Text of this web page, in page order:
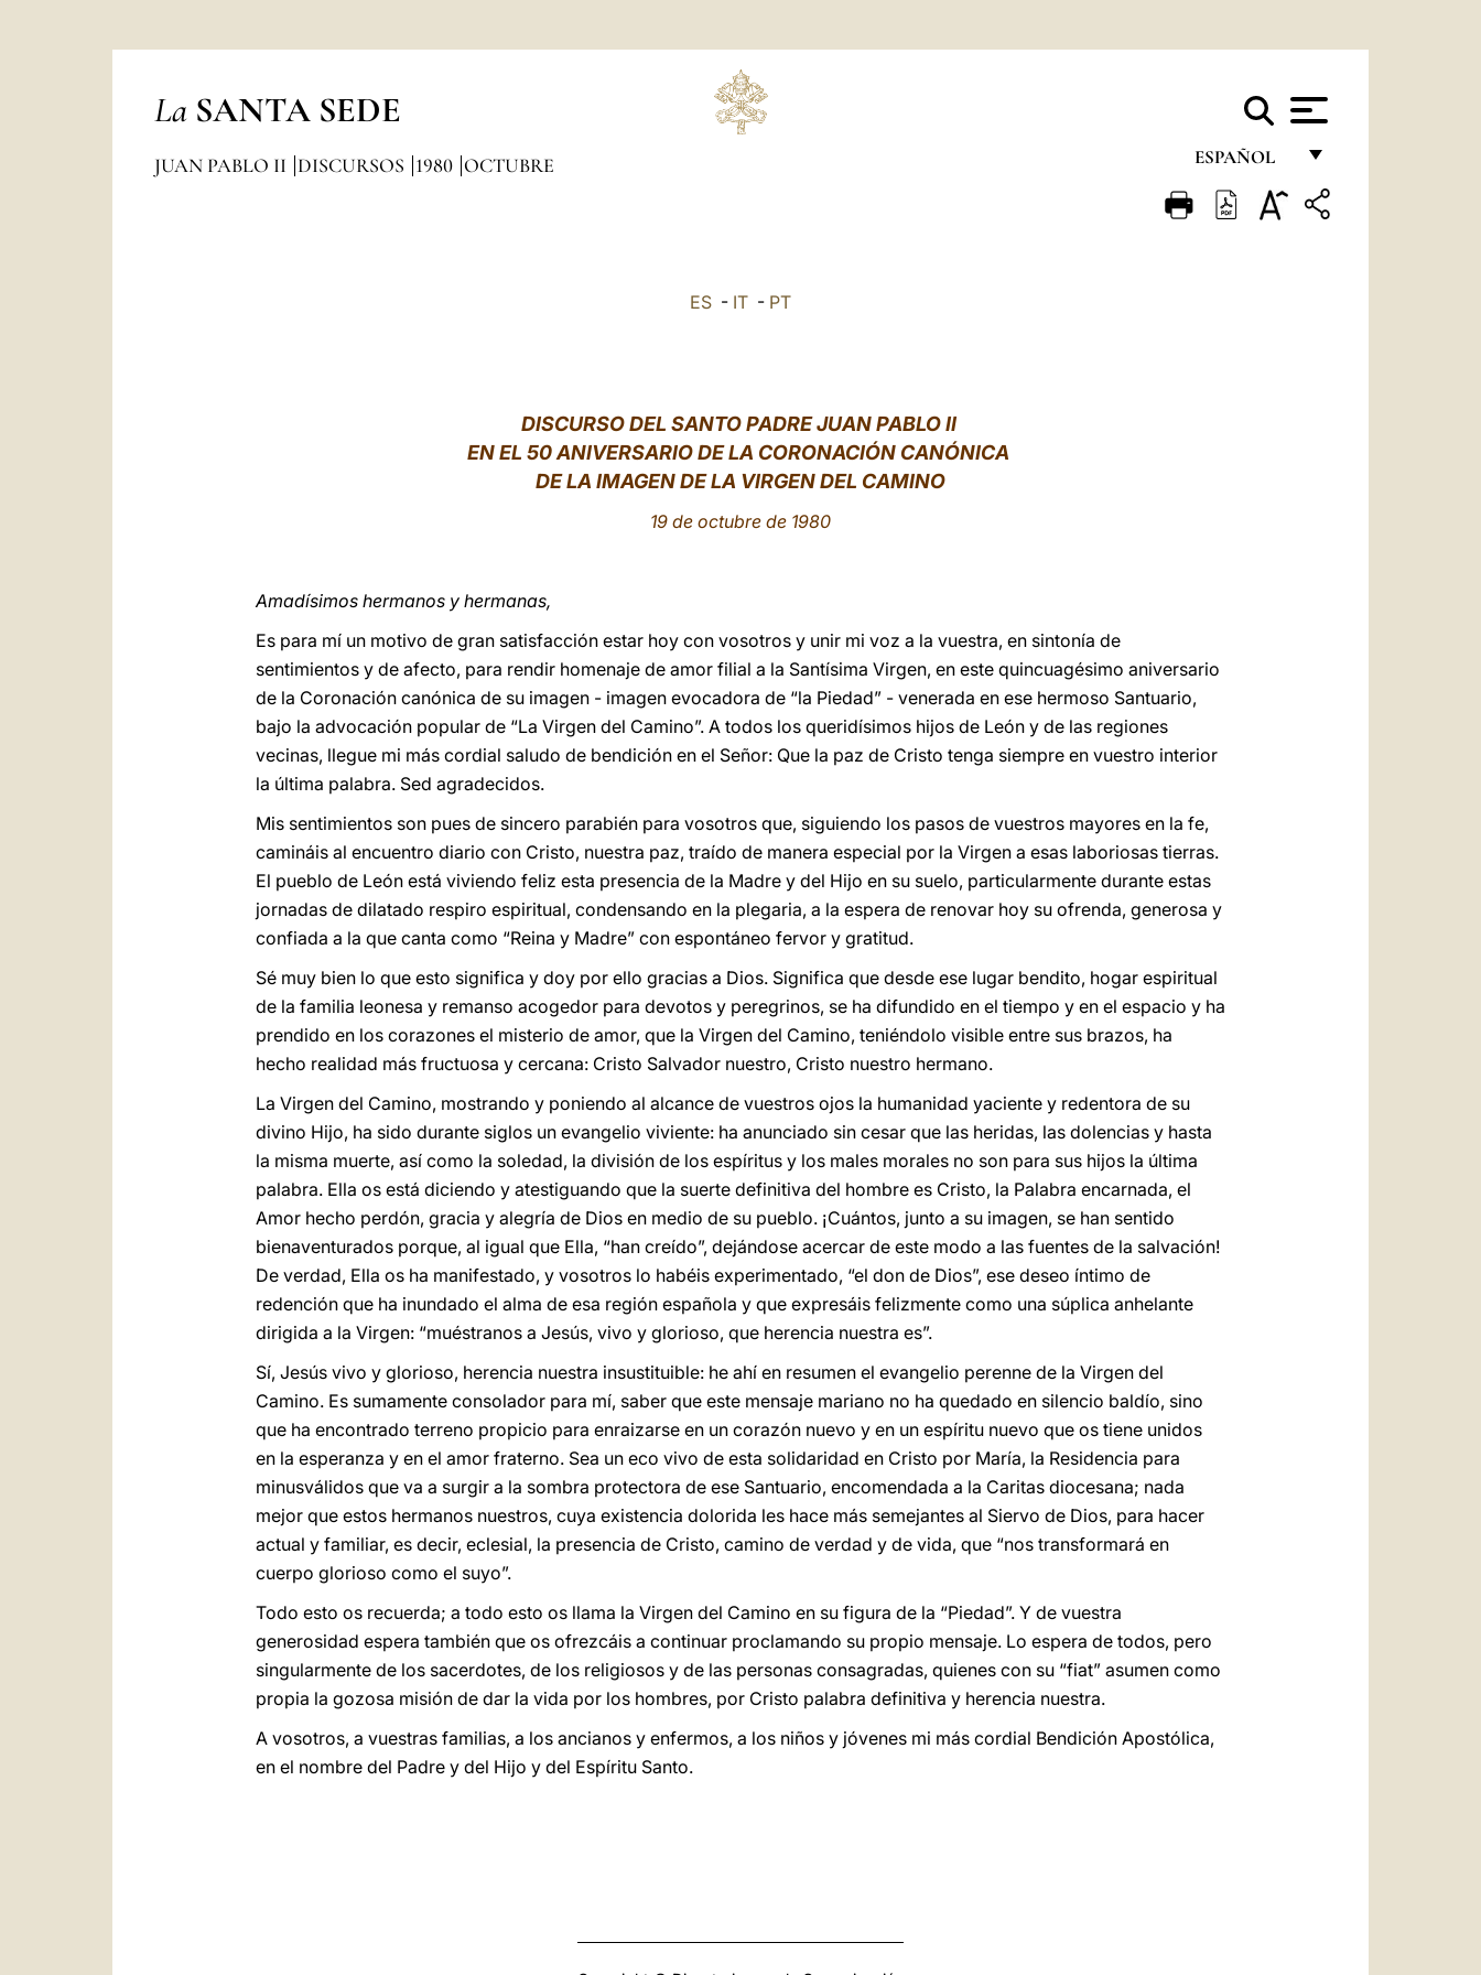
La SANTA SEDE
ESPAÑOL
FRANÇAIS
JUAN PABLO II DISCURSOS 1980 OCTUBRE
ES - IT - PT
DISCURSO DEL SANTO PADRE JUAN PABLO II
EN EL 50 ANIVERSARIO DE LA CORONACIÓN CANÓNICA
DE LA IMAGEN DE LA VIRGEN DEL CAMINO
19 de octubre de 1980
Amadísimos hermanos y hermanas,
Es para mí un motivo de gran satisfacción estar hoy con vosotros y unir mi voz a la vuestra, en sintonía de
sentimientos y de afecto, para rendir homenaje de amor filial a la Santísima Virgen, en este quincuagésimo aniversario
de la Coronación canónica de su imagen - imagen evocadora de “la Piedad” - venerada en ese hermoso Santuario,
bajo la advocación popular de “La Virgen del Camino”. A todos los queridísimos hijos de León y de las regiones
vecinas, llegue mi más cordial saludo de bendición en el Señor: Que la paz de Cristo tenga siempre en vuestro interior
la última palabra. Sed agradecidos.
Mis sentimientos son pues de sincero parabién para vosotros que, siguiendo los pasos de vuestros mayores en la fe,
camináis al encuentro diario con Cristo, nuestra paz, traído de manera especial por la Virgen a esas laboriosas tierras.
El pueblo de León está viviendo feliz esta presencia de la Madre y del Hijo en su suelo, particularmente durante estas
jornadas de dilatado respiro espiritual, condensando en la plegaria, a la espera de renovar hoy su ofrenda, generosa y
confiada a la que canta como “Reina y Madre” con espontáneo fervor y gratitud.
Sé muy bien lo que esto significa y doy por ello gracias a Dios. Significa que desde ese lugar bendito, hogar espiritual
de la familia leonesa y remanso acogedor para devotos y peregrinos, se ha difundido en el tiempo y en el espacio y ha
prendido en los corazones el misterio de amor, que la Virgen del Camino, teniéndolo visible entre sus brazos, ha
hecho realidad más fructuosa y cercana: Cristo Salvador nuestro, Cristo nuestro hermano.
La Virgen del Camino, mostrando y poniendo al alcance de vuestros ojos la humanidad yaciente y redentora de su
divino Hijo, ha sido durante siglos un evangelio viviente: ha anunciado sin cesar que las heridas, las dolencias y hasta
la misma muerte, así como la soledad, la división de los espíritus y los males morales no son para sus hijos la última
palabra. Ella os está diciendo y atestiguando que la suerte definitiva del hombre es Cristo, la Palabra encarnada, el
Amor hecho perdón, gracia y alegría de Dios en medio de su pueblo. ¡Cuántos, junto a su imagen, se han sentido
bienaventurados porque, al igual que Ella, “han creído”, dejándose acercar de este modo a las fuentes de la salvación!
De verdad, Ella os ha manifestado, y vosotros lo habéis experimentado, “el don de Dios”, ese deseo íntimo de
redención que ha inundado el alma de esa región española y que expresáis felizmente como una súplica anhelante
dirigida a la Virgen: “muéstranos a Jesús, vivo y glorioso, que herencia nuestra es”.
Sí, Jesús vivo y glorioso, herencia nuestra insustituible: he ahí en resumen el evangelio perenne de la Virgen del
Camino. Es sumamente consolador para mí, saber que este mensaje mariano no ha quedado en silencio baldío, sino
que ha encontrado terreno propicio para enraizarse en un corazón nuevo y en un espíritu nuevo que os tiene unidos
en la esperanza y en el amor fraterno. Sea un eco vivo de esta solidaridad en Cristo por María, la Residencia para
minusválidos que va a surgir a la sombra protectora de ese Santuario, encomendada a la Caritas diocesana; nada
mejor que estos hermanos nuestros, cuya existencia dolorida les hace más semejantes al Siervo de Dios, para hacer
actual y familiar, es decir, eclesial, la presencia de Cristo, camino de verdad y de vida, que “nos transformará en
cuerpo glorioso como el suyo”.
Todo esto os recuerda; a todo esto os llama la Virgen del Camino en su figura de la “Piedad”. Y de vuestra
generosidad espera también que os ofrezcáis a continuar proclamando su propio mensaje. Lo espera de todos, pero
singularmente de los sacerdotes, de los religiosos y de las personas consagradas, quienes con su “fiat” asumen como
propia la gozosa misión de dar la vida por los hombres, por Cristo palabra definitiva y herencia nuestra.
A vosotros, a vuestras familias, a los ancianos y enfermos, a los niños y jóvenes mi más cordial Bendición Apostólica,
en el nombre del Padre y del Hijo y del Espíritu Santo.